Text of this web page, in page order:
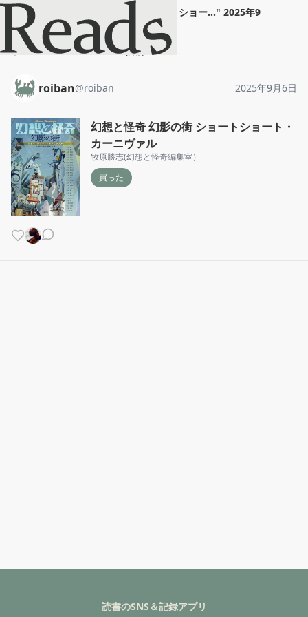
幻想と怪奇 幻影の街 ショー..." 2025年9
月6日
ホーム
roiban 投稿
roiban@roiban 2025年9月6日
幻想と怪奇 幻影の街 ショートショート・
カーニヴァル
牧原勝志(幻想と怪奇編集室）
買った
読書のSNS＆記録アプリ